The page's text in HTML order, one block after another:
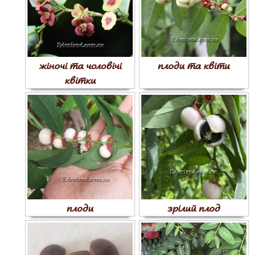
жіночі та чоловічі
квітки
плоди та квіти
плоди зрілий плод